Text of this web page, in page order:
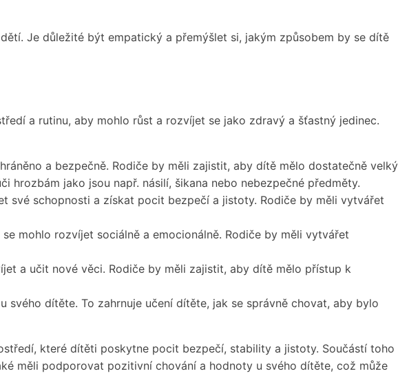
Je důležité být empatický a přemýšlet si, jakým způsobem by se dítě
a rutinu, aby mohlo růst a rozvíjet se jako zdravý a šťastný jedinec.
a bezpečně. Rodiče by měli zajistit, aby dítě mělo dostatečně velký
jako jsou např. násilí, šikana nebo nebezpečné předměty.
své schopnosti a získat pocit bezpečí a jistoty. Rodiče by měli vytvářet
mohlo rozvíjet sociálně a emocionálně. Rodiče by měli vytvářet
a učit nové věci. Rodiče by měli zajistit, aby dítě mělo přístup k
dítěte. To zahrnuje učení dítěte, jak se správně chovat, aby bylo
které dítěti poskytne pocit bezpečí, stability a jistoty. Součástí toho
měli podporovat pozitivní chování a hodnoty u svého dítěte, což může